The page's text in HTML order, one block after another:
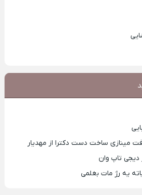
مینازی ساخت دست دکترا از مهدیار
ديجی تاپ وان
یه رژ مات بغلمی